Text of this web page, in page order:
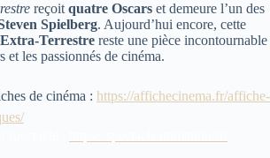
reçoitquatre Oscars et demeure l’un des
Spielberg. Aujourd’hui encore, cette
Terrestre reste une pièce incontournable
et les passionnés de cinéma.
de cinéma : https://affichecinema.fr/affiche-